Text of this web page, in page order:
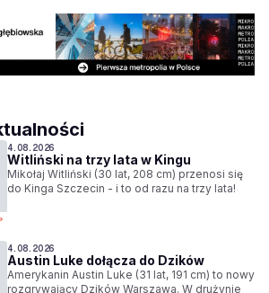
4.08.2026
Witliński na trzy lata w Kingu
Mikołaj Witliński (30 lat, 208 cm) przenosi się
do Kinga Szczecin - i to od razu na trzy lata!
4.08.2026
Austin Luke dołącza do Dzików
Amerykanin Austin Luke (31 lat, 191 cm) to nowy
rozgrywający Dzików Warszawa. W drużynie